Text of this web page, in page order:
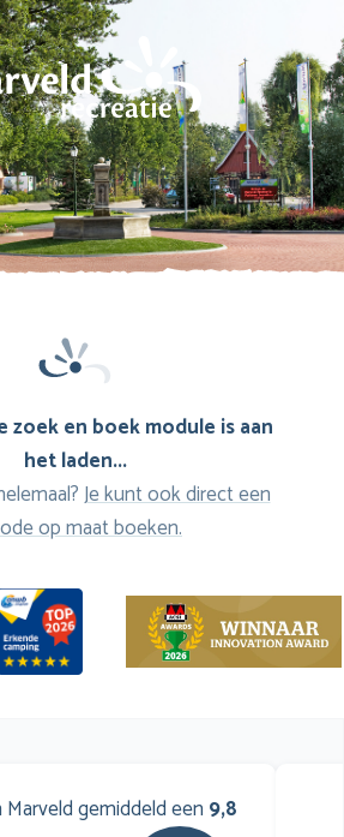
zoek en boek module is aan
het laden...
Je kunt ook direct een
op maat boeken.
gemiddeld een 9,8